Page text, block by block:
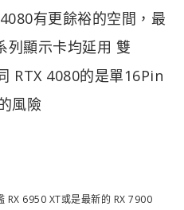
有更餘裕的空間，最
列顯示卡均延用 雙
RTX 4080的是單16Pin
風險
RX 6950 XT或是最新的 RX 7900